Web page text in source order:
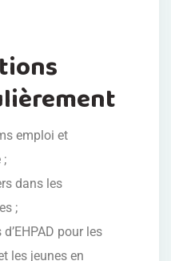
emploi et
;
dans les
;
pour les
les jeunes en